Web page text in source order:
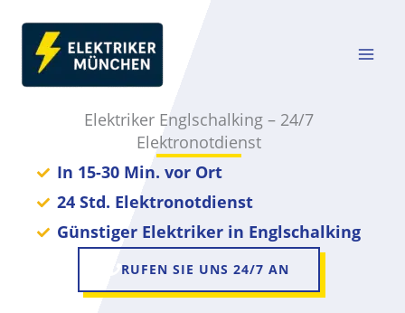
Inhalt
springen
Elektriker Englschalking – 24/7
Elektronotdienst
In 15-30 Min. vor Ort
24 Std. Elektronotdienst
Günstiger Elektriker in Englschalking
RUFEN SIE UNS 24/7 AN